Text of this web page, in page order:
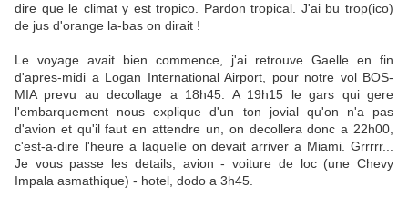
dire que le climat y est tropico. Pardon tropical. J'ai bu trop(ico)
de jus d'orange la-bas on dirait !
Le voyage avait bien commence, j'ai retrouve Gaelle en fin
d'apres-midi a Logan International Airport, pour notre vol BOS-
MIA prevu au decollage a 18h45. A 19h15 le gars qui gere
l'embarquement nous explique d'un ton jovial qu'on n'a pas
d'avion et qu'il faut en attendre un, on decollera donc a 22h00,
c'est-a-dire l'heure a laquelle on devait arriver a Miami. Grrrrr...
Je vous passe les details, avion - voiture de loc (une Chevy
Impala asmathique) - hotel, dodo a 3h45.